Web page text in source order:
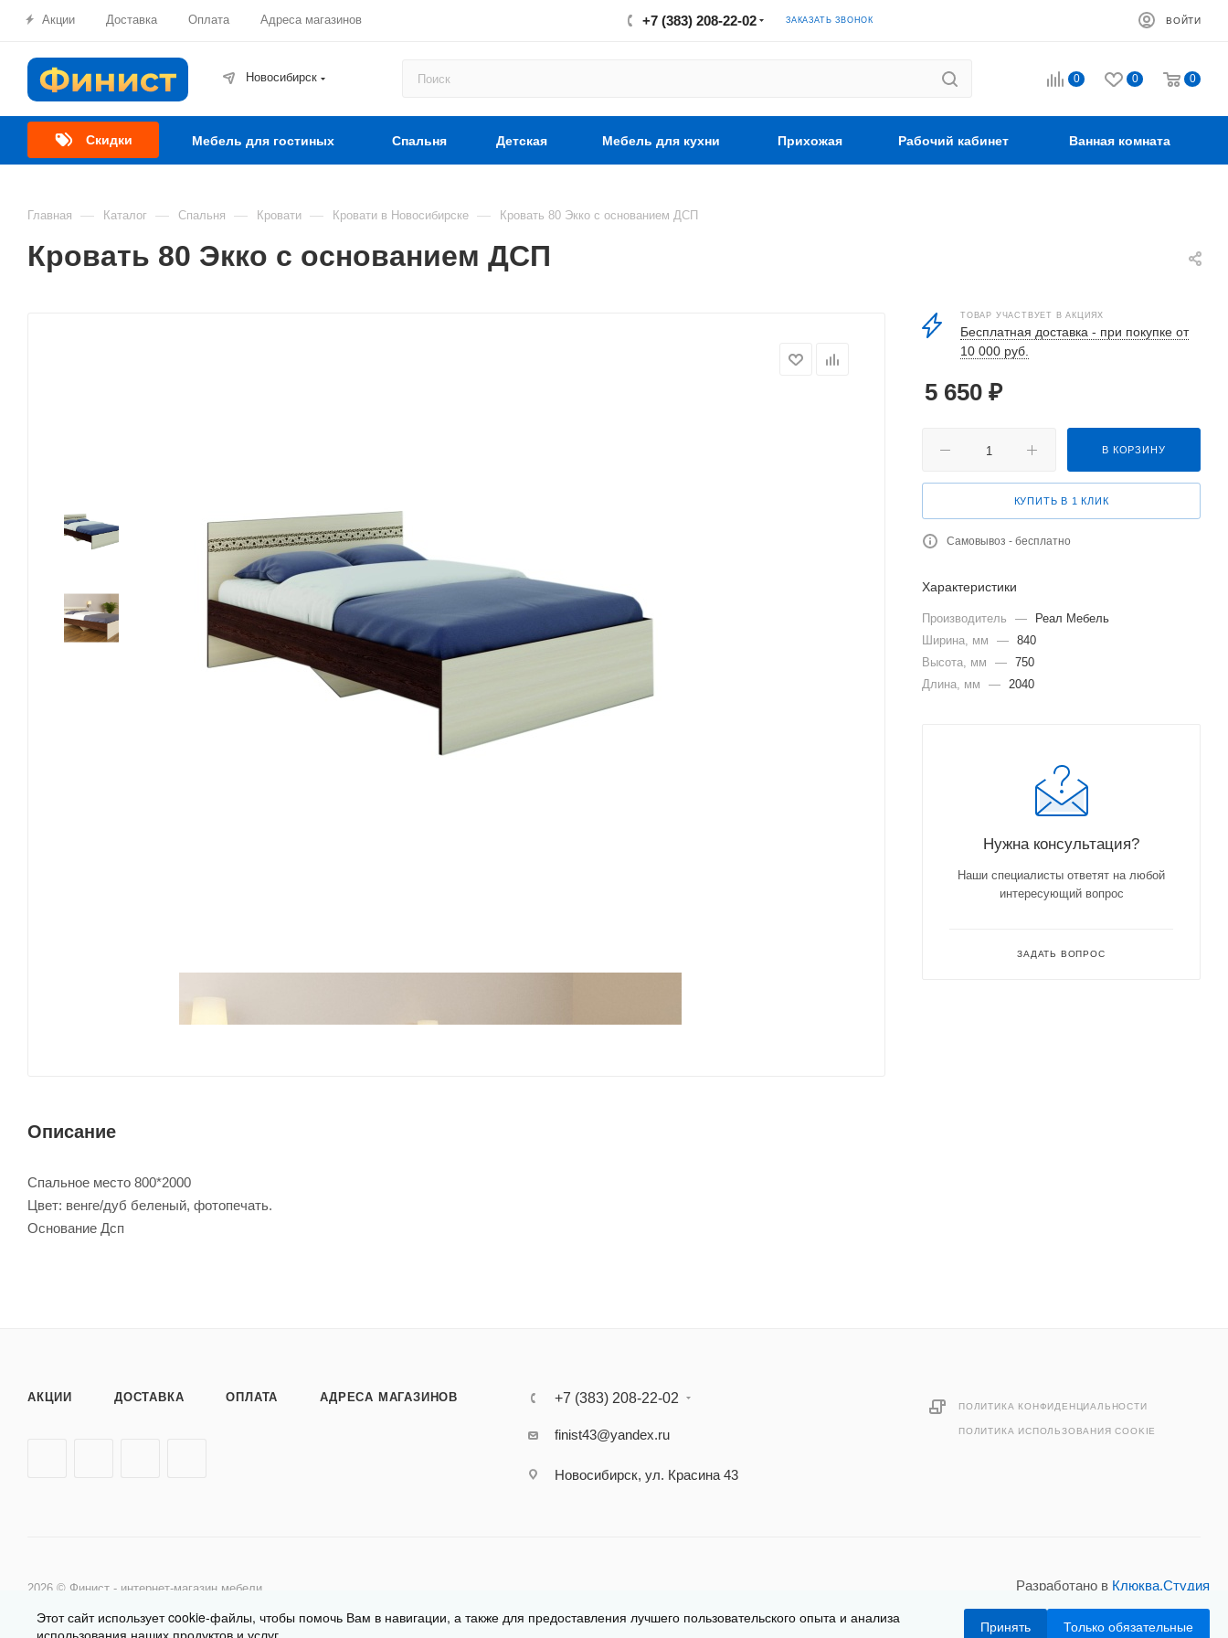
Акции Доставка Оплата Адреса магазинов +7 (383) 208-22-02 ЗАКАЗАТЬ ЗВОНОК ВОЙТИ
Новосибирск 0 0 0
Скидки Мебель для гостиных Спальня Детская Мебель для кухни Прихожая Рабочий кабинет Ванная комната
Главная — Каталог — Спальня — Кровати — Кровати в Новосибирске — Кровать 80 Экко с основанием ДСП
Кровать 80 Экко с основанием ДСП
Описание
Спальное место 800*2000
Цвет: венге/дуб беленый, фотопечать.
Основание Дсп
ТОВАР УЧАСТВУЕТ В АКЦИЯХ
Бесплатная доставка - при покупке от
10 000 руб.
5 650 ₽
В КОРЗИНУ
КУПИТЬ В 1 КЛИК
Самовывоз - бесплатно
Характеристики
Производитель —
Реал Мебель
Ширина, мм
— 840
Высота, мм
— 750
Длина, мм
— 2040
Нужна консультация?
Наши специалисты ответят на любой
интересующий вопрос
ЗАДАТЬ ВОПРОС
АКЦИИ ДОСТАВКА ОПЛАТА АДРЕСА МАГАЗИНОВ +7 (383) 208-22-02
finist43@yandex.ru
Новосибирск, ул. Красина 43
ПОЛИТИКА КОНФИДЕНЦИАЛЬНОСТИ
ПОЛИТИКА ИСПОЛЬЗОВАНИЯ COOKIE
Разработано в Клюква.Студия
2026 © Финист - интернет-магазин мебели
Этот сайт использует cookie-файлы, чтобы помочь Вам в навигации, а также для предоставления лучшего пользовательского опыта и анализа
использования наших продуктов и услуг
Принять Только обязательные